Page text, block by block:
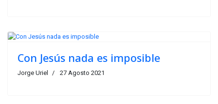
Con Jesús nada es imposible
Jorge Uriel 27 Agosto 2021